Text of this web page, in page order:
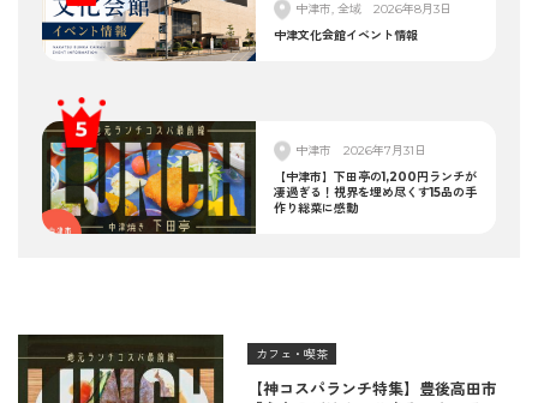
中津市, 全域
2026年8月3日
中津文化会館イベント情報
中津市
2026年7月31日
【中津市】下田亭の1,200円ランチが
凄過ぎる！視界を埋め尽くす15品の手
作り総菜に感動
カフェ・喫茶
【神コスパランチ特集】豊後高田市